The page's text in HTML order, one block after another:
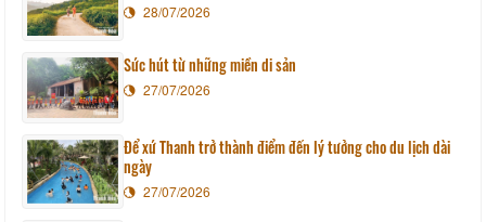
28/07/2026
Sức hút từ những miền di sản
27/07/2026
Để xứ Thanh trở thành điểm đến lý tưởng cho du lịch dài
ngày
27/07/2026